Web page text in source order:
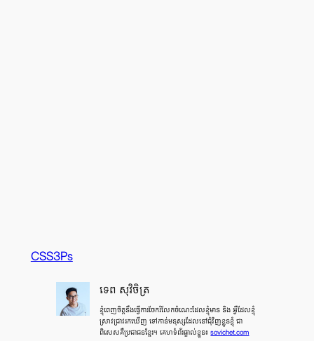
CSS3Ps
ទេព សុវិចិត្រ
ខ្ញុំ​ពេញ​ចិត្ត​នឹង​ធ្វើ​ការ​ចែក​រំលែក​ចំណេះ​ដែល​ខ្ញុំ​មាន និង អ្វី​ដែល​ខ្ញុំ​
ស្រាវ​ជ្រាវ​រក​ឃើញ ទៅ​កាន់​មនុស្ស​ដែល​នៅ​ជុំ​វិញ​ខ្លួន​ខ្ញុំ ជា​
ពិសេស​គឺ​ប្រជាជន​ខ្មែរ។ គេហទំព័រផ្ទាល់ខ្លួន៖sovichet.com